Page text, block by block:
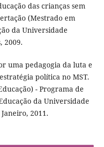
das crianças sem
(Mestrado em
da Universidade
2009.
uma pedagogia da luta e
política no MST.
- Programa de
da Universidade
2011.